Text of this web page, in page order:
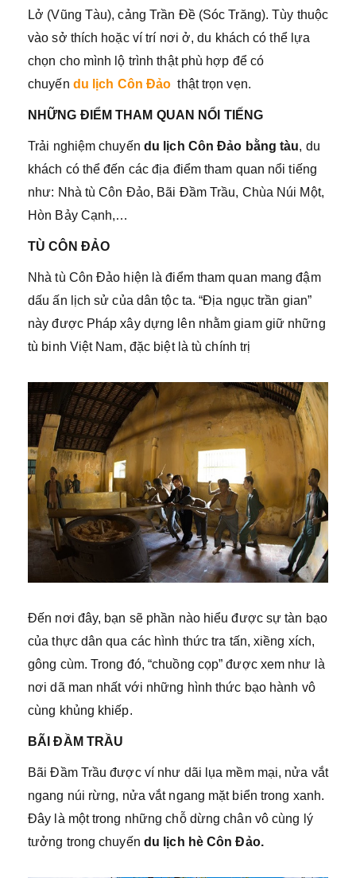
Lở (Vũng Tàu), cảng Trần Đề (Sóc Trăng). Tùy thuộc
vào sở thích hoặc ví trí nơi ở, du khách có thể lựa
chọn cho mình lộ trình thật phù hợp để có
chuyến du lịch Côn Đảo thật trọn vẹn.
NHỮNG ĐIỂM THAM QUAN NỔI TIẾNG
Trải nghiệm chuyến du lịch Côn Đảo bằng tàu, du
khách có thể đến các địa điểm tham quan nổi tiếng
như: Nhà tù Côn Đảo, Bãi Đầm Trầu, Chùa Núi Một,
Hòn Bảy Cạnh,…
TÙ CÔN ĐẢO
Nhà tù Côn Đảo hiện là điểm tham quan mang đậm
dấu ấn lịch sử của dân tộc ta. “Địa ngục trần gian”
này được Pháp xây dựng lên nhằm giam giữ những
tù binh Việt Nam, đặc biệt là tù chính trị
Đến nơi đây, bạn sẽ phần nào hiểu được sự tàn bạo
của thực dân qua các hình thức tra tấn, xiềng xích,
gông cùm. Trong đó, “chuồng cọp” được xem như là
nơi dã man nhất với những hình thức bạo hành vô
cùng khủng khiếp.
BÃI ĐẦM TRẦU
Bãi Đầm Trầu được ví như dãi lụa mềm mại, nửa vắt
ngang núi rừng, nửa vắt ngang mặt biển trong xanh.
Đây là một trong những chỗ dừng chân vô cùng lý
tưởng trong chuyến du lịch hè Côn Đảo.